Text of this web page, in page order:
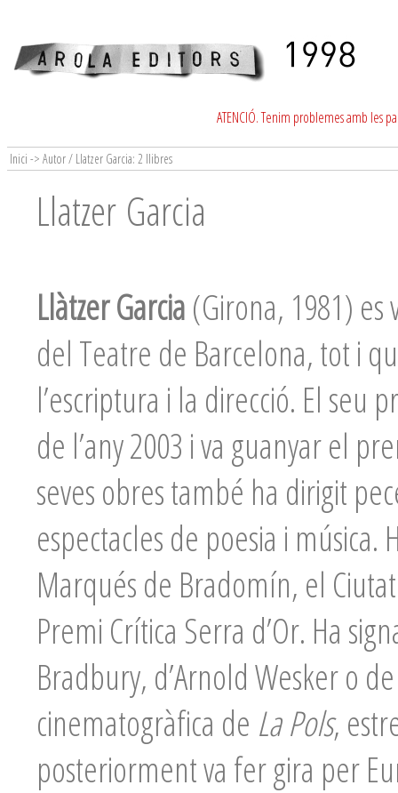
ATENCIÓ. Tenim problemes amb les
Inici -> Autor / Llatzer Garcia: 2 llibres
Llatzer Garcia
Llàtzer Garcia(Girona, 1981)
del Teatre de Barcelona, tot i
l’escriptura i la direcció. El seu
de l’any 2003 i va guanyar el
seves obres també ha dirigit
espectacles de poesia i
Marqués de Bradomín, el
Premi Crítica Serra d’Or. Ha
Bradbury, d’Arnold Wesker o
cinematogràfica de La Pols,
posteriorment va fer gira per